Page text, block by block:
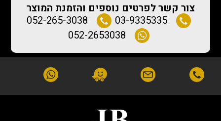
צור קשר לפרטים נוספים והזמנת המוצר
03-9335335
052-265-3038
052-2653038